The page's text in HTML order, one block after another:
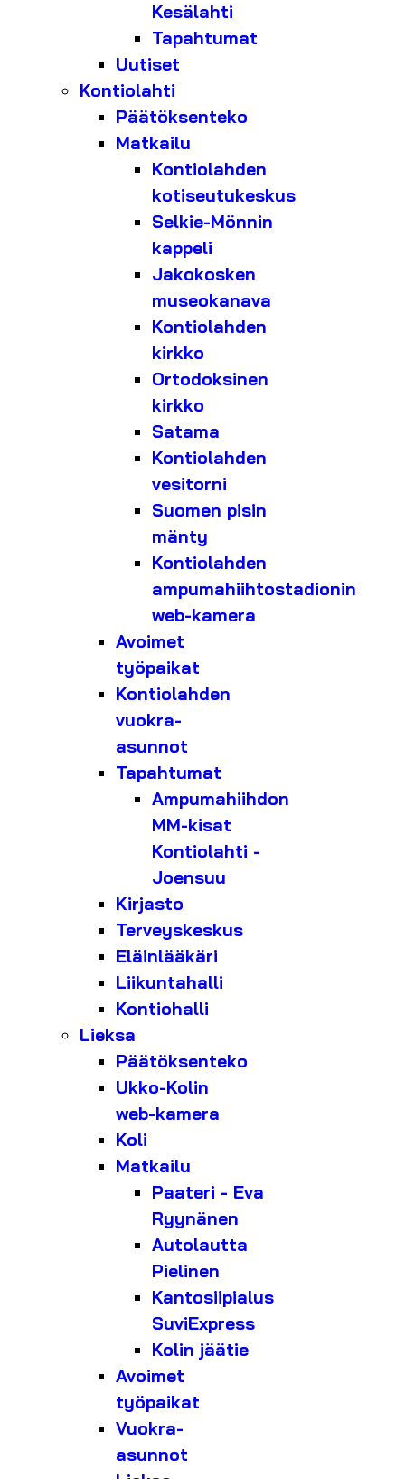
Kesälahti
Tapahtumat
Uutiset
Kontiolahti
Päätöksenteko
Matkailu
Kontiolahden
kotiseutukeskus
Selkie-Mönnin
kappeli
Jakokosken
museokanava
Kontiolahden
kirkko
Ortodoksinen
kirkko
Satama
Kontiolahden
vesitorni
Suomen pisin
mänty
Kontiolahden
ampumahiihtostadionin
web-kamera
Avoimet
työpaikat
Kontiolahden
vuokra-
asunnot
Tapahtumat
Ampumahiihdon
MM-kisat
Kontiolahti -
Joensuu
Kirjasto
Terveyskeskus
Eläinlääkäri
Liikuntahalli
Kontiohalli
Lieksa
Päätöksenteko
Ukko-Kolin
web-kamera
Koli
Matkailu
Paateri - Eva
Ryynänen
Autolautta
Pielinen
Kantosiipialus
SuviExpress
Kolin jäätie
Avoimet
työpaikat
Vuokra-
asunnot